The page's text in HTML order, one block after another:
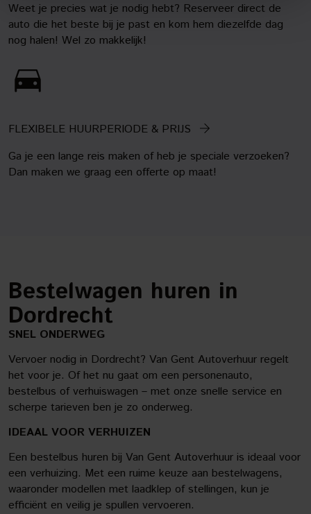
Weet je precies wat je nodig hebt? Reserveer direct de
auto die het beste bij je past en kom hem diezelfde dag
nog halen! Wel zo makkelijk!
FLEXIBELE HUURPERIODE & PRIJS
Ga je een lange reis maken of heb je speciale verzoeken?
Dan maken we graag een offerte op maat!
Bestelwagen huren in
Dordrecht
SNEL ONDERWEG
Vervoer nodig in Dordrecht? Van Gent Autoverhuur regelt
het voor je. Of het nu gaat om een personenauto,
bestelbus of verhuiswagen – met onze snelle service en
scherpe tarieven ben je zo onderweg.
IDEAAL VOOR VERHUIZEN
Een bestelbus huren bij Van Gent Autoverhuur is ideaal voor
een verhuizing. Met een ruime keuze aan bestelwagens,
waaronder modellen met laadklep of stellingen, kun je
efficiënt en veilig je spullen vervoeren.